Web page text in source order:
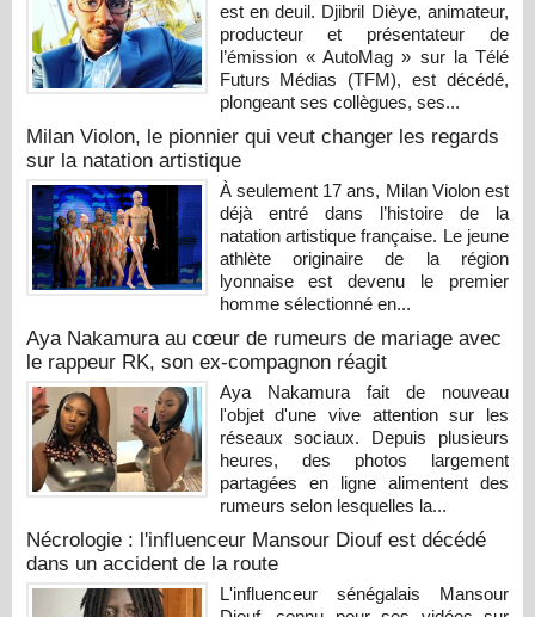
est en deuil. Djibril Dièye, animateur,
producteur et présentateur de
l’émission « AutoMag » sur la Télé
Futurs Médias (TFM), est décédé,
plongeant ses collègues, ses...
Milan Violon, le pionnier qui veut changer les regards
sur la natation artistique
À seulement 17 ans, Milan Violon est
déjà entré dans l’histoire de la
natation artistique française. Le jeune
athlète originaire de la région
lyonnaise est devenu le premier
homme sélectionné en...
Aya Nakamura au cœur de rumeurs de mariage avec
le rappeur RK, son ex-compagnon réagit
Aya Nakamura fait de nouveau
l'objet d'une vive attention sur les
réseaux sociaux. Depuis plusieurs
heures, des photos largement
partagées en ligne alimentent des
rumeurs selon lesquelles la...
Nécrologie : l'influenceur Mansour Diouf est décédé
dans un accident de la route
L'influenceur sénégalais Mansour